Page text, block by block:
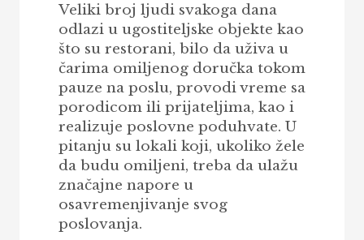
Veliki broj ljudi svakoga dana
odlazi u ugostiteljske objekte kao
što su restorani, bilo da uživa u
čarima omiljenog doručka tokom
pauze na poslu, provodi vreme sa
porodicom ili prijateljima, kao i
realizuje poslovne poduhvate. U
pitanju su lokali koji, ukoliko žele
da budu omiljeni, treba da ulažu
značajne napore u
osavremenjivanje svog
poslovanja.